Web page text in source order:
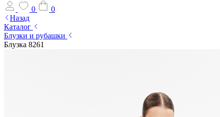
0
0
Назад
Каталог
Блузки и рубашки
Блузка 8261